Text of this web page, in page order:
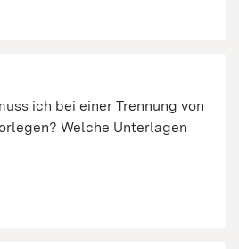
ich bei einer Trennung von
Welche Unterlagen